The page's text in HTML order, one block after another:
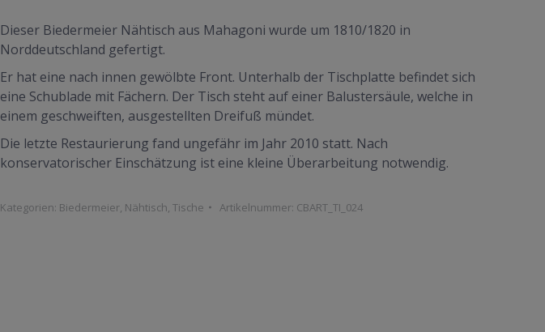
Dieser Biedermeier Nähtisch aus Mahagoni wurde um 1810/1820 in
Norddeutschland gefertigt.
Er hat eine nach innen gewölbte Front. Unterhalb der Tischplatte befindet sich
eine Schublade mit Fächern. Der Tisch steht auf einer Balustersäule, welche in
einem geschweiften, ausgestellten Dreifuß mündet.
Die letzte Restaurierung fand ungefähr im Jahr 2010 statt. Nach
konservatorischer Einschätzung ist eine kleine Überarbeitung notwendig.
Kategorien: Biedermeier, Nähtisch, Tische Artikelnummer: CBART_TI_024